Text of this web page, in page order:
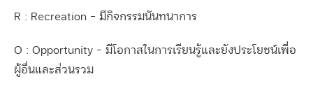
R : Recreation – มีกิจกรรมนันทนาการ
O : Opportunity – มีโอกาสในการเรียนรู้และยังประโยชน์เพื่อ
ผู้อื่นและส่วนรวม